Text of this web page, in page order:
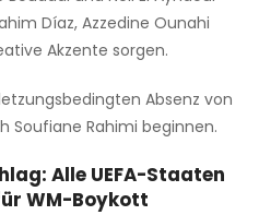
Díaz, Azzedine Ounahi
Akzente sorgen.
Absenz von
Soufiane Rahimi beginnen.
Alle UEFA-Staaten
WM-Boykott